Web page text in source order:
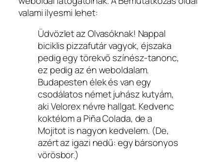
valami ilyesmi lehet:
Üdvözlet az Olvasóknak! Nappal
biciklis pizzafutár vagyok, éjszaka
pedig egy törekvő színész-tanonc,
ez pedig az én weboldalam.
Budapesten élek és van egy
csodálatos német juhász kutyám,
aki Velorex névre hallgat. Kedvenc
koktélom a Piña Colada, de a
Mojitot is nagyon kedvelem. (De,
azért az igazi nedű: egy bársonyos
vörösbor.)